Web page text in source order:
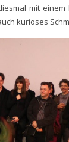
mit einem
kurioses